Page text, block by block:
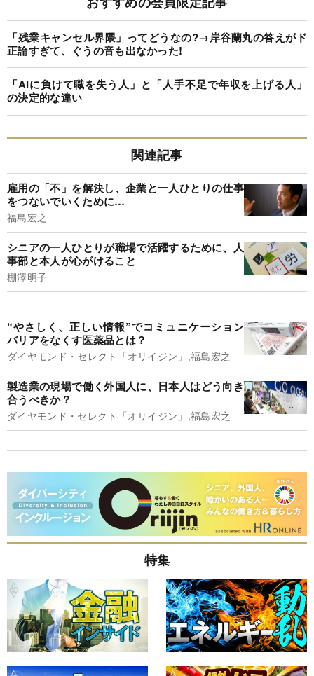
「残業キャンセル界隈」ってどうなの?→岸谷蘭丸の答えがド
正論すぎて、ぐうの音も出なかった!
「AIに負けて職を失う人」と「人手不足で年収を上げる人」
の決定的な違い
関連記事
雇用の「不」を解決し、企業と一人ひとりの仕事
をつないでいくために…
福島宏之
シニアの一人ひとりが職場で活躍するために、人
事部と本人が心がけること
棚澤明子
“やさしく、正しい情報”でコミュニケーション
バリアをなくす医薬品とは？
ダイヤモンド・セレクト「オリイジン」,福島宏之
製造業の現場で働く外国人に、日本人はどう向き
合うべきか？
ダイヤモンド・セレクト「オリイジン」,福島宏之
特集